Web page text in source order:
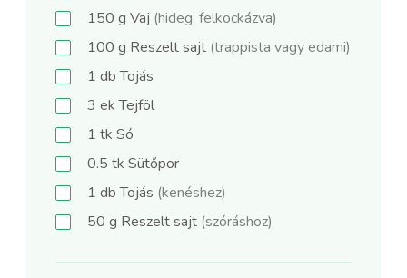
150 g Vaj (hideg, felkockázva)
100 g Reszelt sajt (trappista vagy edami)
1 dbTojás
3 ekTejföl
1 tk Só
0.5 tk Sütőpor
1 dbTojás (kenéshez)
50 g Reszelt sajt (szóráshoz)